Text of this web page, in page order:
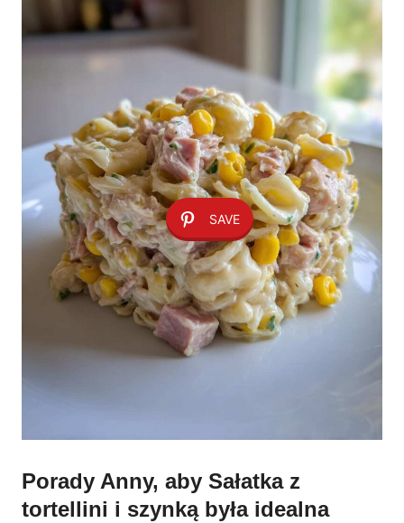
SAVE
Porady Anny, aby Sałatka z
tortellini i szynką była idealna